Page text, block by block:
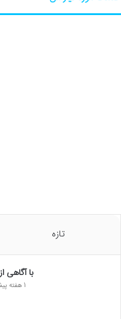
تازه
با آگاهی
1 هفته پیش